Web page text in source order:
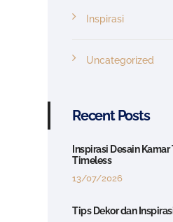
Inspirasi
Uncategorized
Recent Posts
Inspirasi Desain
Timeless
13/07/2026
Tips Dekor dan